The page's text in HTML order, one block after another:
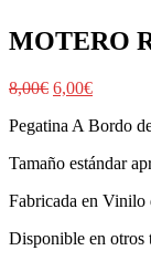
MOTERO
8,00€ 6,00€
Pegatina A Bordo
Tamaño estándar
Fabricada en Vinilo
Disponible en otros